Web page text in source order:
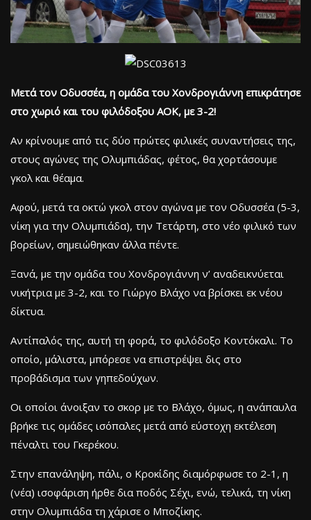
Μετά τον Οδυσσέα, η ομάδα του Χονδρογιάννη επικράτησε
στο χωριό και του φιλόδοξου ΑΟΚ, με 3-2!
Αν κρίνουμε από τις δύο πρώτες φιλικές συναντήσεις της,
στους αγώνες της Ολυμπιάδας, φέτος, θα χορτάσουμε
γκολ και θέαμα.
Αφού, μετά τα οκτώ γκολ στον αγώνα με τον Οδυσσέα (5-3,
νίκη για την Ολυμπιάδα), την Τετάρτη, στο νέο φιλικό των
βορείων, σημειώθηκαν άλλα πέντε.
Ξανά, με την ομάδα του Χονδρογιάννη ν’ αναδεικνύεται
νικήτρια με 3-2, και το Γιώργο Βλάχο να βρίσκει εκ νέου
δίκτυα.
Αντίπαλός της, αυτή τη φορά, το φιλόδοξο Κοντόκαλι. Το
οποίο, μάλιστα, μπόρεσε να επιστρέψει δις στο
προβάδισμα των γηπεδούχων.
Οι οποίοι άνοιξαν το σκορ με το Βλάχο, όμως, η ανάπαυλα
βρήκε τις ομάδες ισόπαλες μετά από εύστοχη εκτέλεση
πέναλτι του Γκερέκου.
Στην επανάληψη, πάλι, ο Κροκίδης διαμόρφωσε το 2-1, η
(νέα) ισοφάριση ήρθε δια ποδός Σέχι, ενώ, τελικά, τη νίκη
στην Ολυμπιάδα τη χάρισε ο Μποζίκης.